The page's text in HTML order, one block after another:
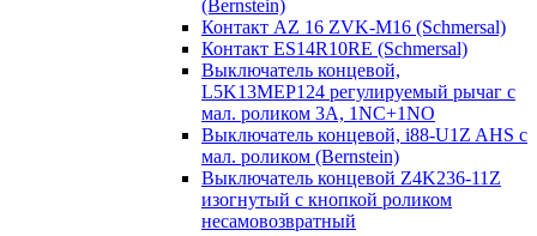
(Bernstein)
Контакт AZ 16 ZVK-M16 (Schmersal)
Контакт ES14R10RE (Schmersal)
Выключатель концевой,
L5K13MEP124 регулируемый рычаг с
мал. роликом 3А, 1NC+1NO
Выключатель концевой, i88-U1Z AHS с
мал. роликом (Bernstein)
Выключатель концевой Z4K236-11Z
изогнутый с кнопкой роликом
несамовозвратный